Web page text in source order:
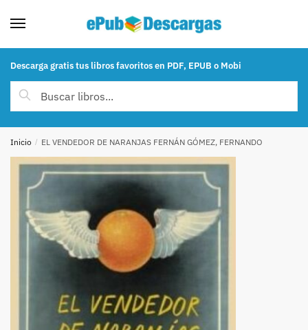
Descarga gratis tus libros favoritos en PDF, EPUB o Mobi
Buscar por:
Buscar
Inicio / EL VENDEDOR DE NARANJAS FERNÁN GÓMEZ, FERNANDO